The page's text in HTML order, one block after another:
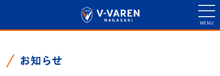
お知らせ